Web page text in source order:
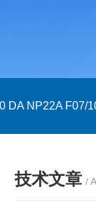
DA NP22A F07/
技术文章 /